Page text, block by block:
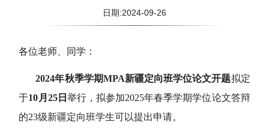
日期:2024-09-26
各位老师、同学：
2024年秋季学期MPA新疆定向班学位论文开题拟定
于10月 25日 举行，拟参加2025年春季学期学位论文答辩
的23级新疆定向班学生可以提出申请。